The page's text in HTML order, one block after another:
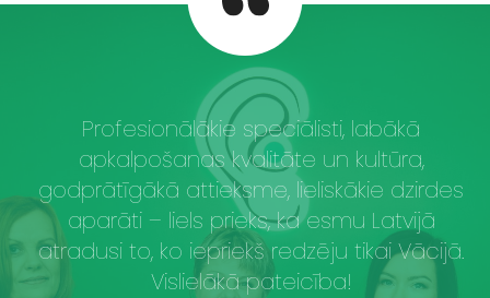
Profesionālākie speciālisti, labākā
apkalpošanas kvalitāte un kultūra,
godprātīgākā attieksme, lieliskākie dzirdes
aparāti – liels prieks, ka esmu Latvijā
atradusi to, ko iepriekš redzēju tikai Vācijā.
Vislielākā pateicība!